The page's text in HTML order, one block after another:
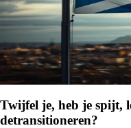
Twijfel je, heb je spijt,
detransitioneren?